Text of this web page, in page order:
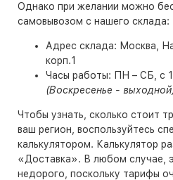
Однако при желании можно
самовывозом с нашего склада:
Адрес склада: Москва,
корп.1
Часы работы: ПН – СБ, с
(Воскресенье -
Чтобы узнать, сколько стоит
ваш регион, воспользуйтесь
калькулятором. Калькулятор
«Доставка». В любом случае,
недорого, поскольку тарифы